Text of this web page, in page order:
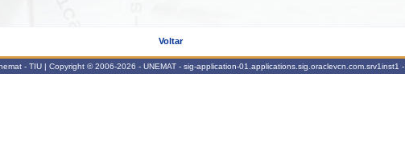
Voltar
- TIU | Copyright © 2006-2026 - UNEMAT - sig-application-01.applications.sig.oraclevcn.com.srv1inst1 -